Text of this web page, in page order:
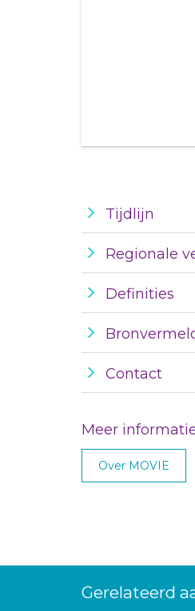
Tijdlijn
Regionale
Definities
Contact
Meer
Over MOVIE
Gerelateerd